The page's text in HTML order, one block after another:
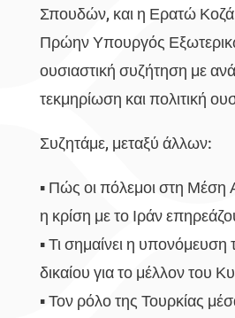
Σπουδών, και η Ερατώ
Πρώην Υπουργός
ουσιαστική συζήτηση με
τεκμηρίωση και πολιτική
Συζητάμε, μεταξύ άλλων:
▪️ Πώς οι πόλεμοι στη Μέση
η κρίση με το Ιράν
▪️ Τι σημαίνει η υπονόμευση
δικαίου για το μέλλον του
▪️ Τον ρόλο της Τουρκίας